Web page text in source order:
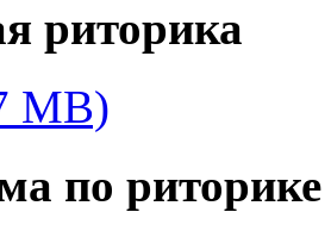
риторика
MB)
по риторике